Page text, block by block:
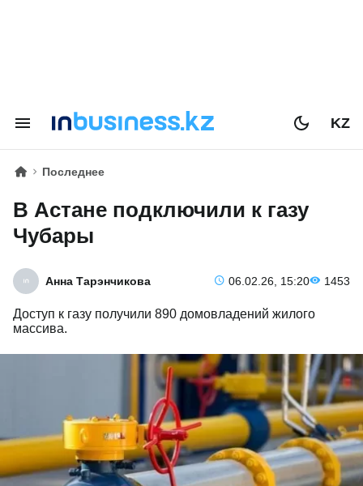
KZ
Последнее
В Астане подключили к газу
Чубары
Анна Тарэнчикова 06.02.26, 15:20 1453
Доступ к газу получили 890 домовладений жилого
массива.